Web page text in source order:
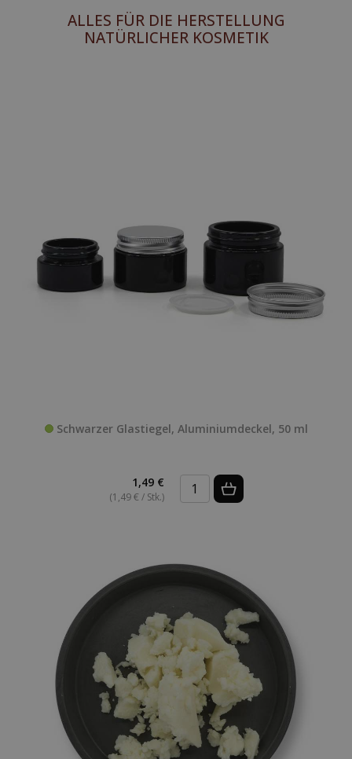
ALLES FÜR DIE HERSTELLUNG
NATÜRLICHER KOSMETIK
Schwarzer Glastiegel, Aluminiumdeckel, 50 ml
1,49 €
(1,49 € / Stk.)